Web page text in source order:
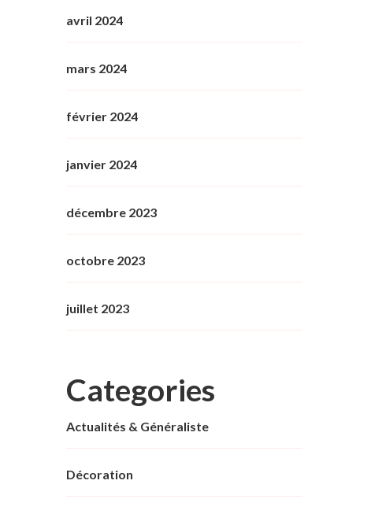
avril 2024
mars 2024
février 2024
janvier 2024
décembre 2023
octobre 2023
juillet 2023
Categories
Actualités & Généraliste
Décoration